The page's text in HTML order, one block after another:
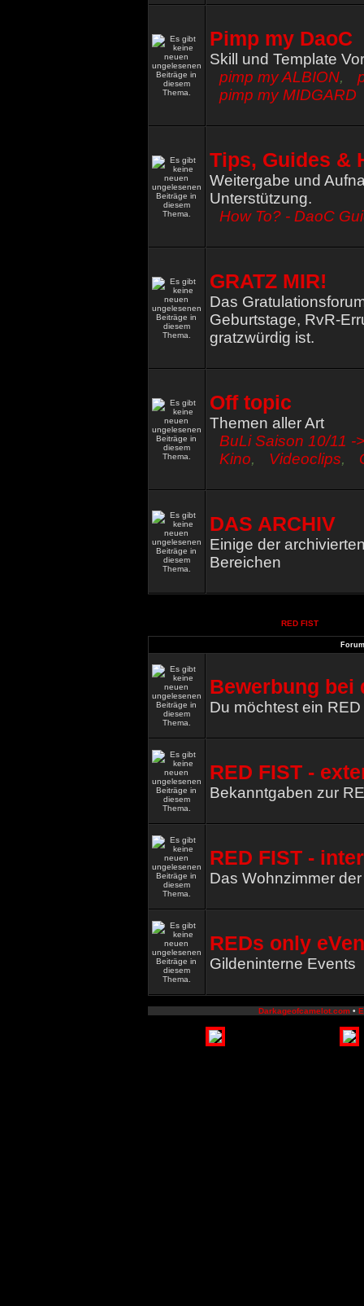
Pimp my DaoC
Skill und Template
pimp my ALBION,
pimp my MIDGARD
Tips, Guides &
Weitergabe und
Unterstützung.
How To? - DaoC
GRATZ MIR!
Das
Geburtstage, RvR-
gratzwürdig ist.
Off topic
Themen aller Art
BuLi Saison 10/11 -
Kino, Videoclips,
DAS ARCHIV
Einige der
Bereichen
RED FIST
Bewerbung bei
Du möchtest ein
RED FIST -
Bekanntgaben zur
RED FIST -
Das Wohnzimmer
REDs only
Gildeninterne Events
Darkageofcamelot.com •